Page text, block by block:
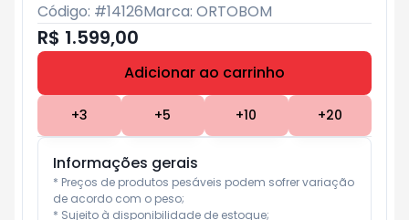
Código: #14126Marca: ORTOBOM
R$ 1.599,00
Adicionar ao carrinho
+3 +5 +10 +20
Informações gerais
* Preços de produtos pesáveis podem sofrer variação
de acordo com o peso;
* Sujeito à disponibilidade de estoque;